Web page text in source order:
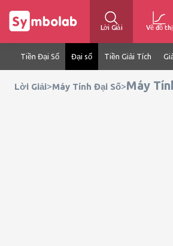
Lời Giải Vẽ đồ thị
Tiền Đại Số Đại số Tiền Giải Tích
Lời Giải>Máy Tính Đại Số>Máy